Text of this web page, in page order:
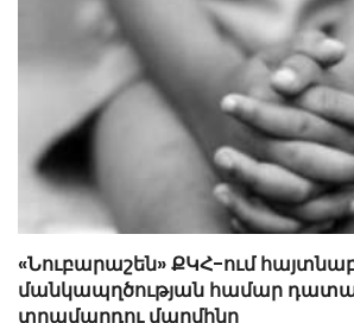
«Նուբարաշեն» ՔԿՀ-ում
մանկապղծության համար
տղամարդու մարմինը